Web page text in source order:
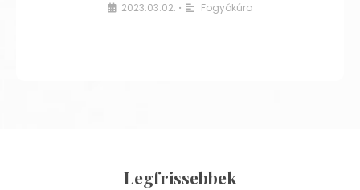
2023.03.02. • Fogyókúra
Legfrissebbek